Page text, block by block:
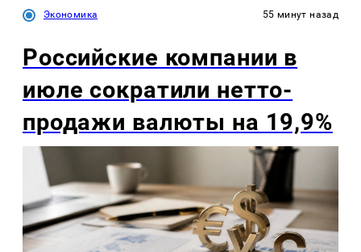
Экономика 55 минут назад
Российские компании в
июле сократили нетто-
продажи валюты на 19,9%